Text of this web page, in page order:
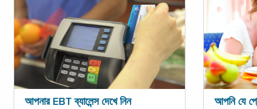
আপনার EBT ব্যালেন্স দেখে নিন
আপনি যে